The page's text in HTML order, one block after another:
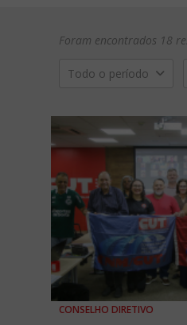
Foram encontrados 18
Todo o período
CONSELHO DIRETIVO